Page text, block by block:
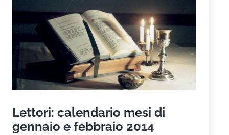
Lettori: calendario mesi di
gennaio e febbraio 2014